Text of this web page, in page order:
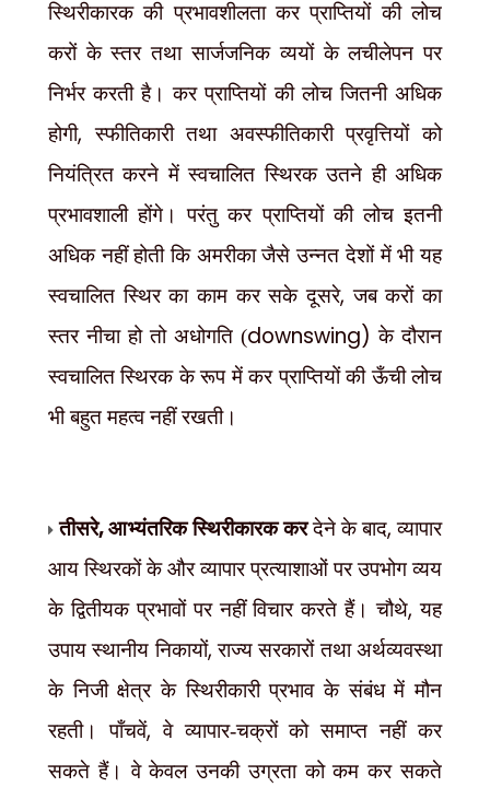
स्थिरीकारक की प्रभावशीलता कर प्राप्तियों की लोच
करों के स्तर तथा सार्जजनिक व्ययों के लचीलेपन पर
निर्भर करती है। कर प्राप्तियों की लोच जितनी अधिक
होगी,स्फीतिकारी तथा अवस्फीतिकारी प्रवृत्तियों को
नियंत्रित करने में स्वचालित स्थिरक उतने ही अधिक
प्रभावशाली होंगे। परंतु कर प्राप्तियों की लोच इतनी
अधिक नहीं होती कि अमरीका जैसे उन्नत देशों में भी यह
स्वचालित स्थिर का काम कर सके दूसरे,जब करों का
स्तर नीचा हो तो अधोगति (downswing)के दौरान
स्वचालित स्थिरक के रूप में कर प्राप्तियों की ऊँची लोच
भी बहुत महत्व नहीं रखती।
तीसरे,आभ्यंतरिक स्थिरीकारक करदेने के बाद,व्यापार
आय स्थिरकों के और व्यापार प्रत्याशाओं पर उपभोग व्यय
के द्वितीयक प्रभावों पर नहीं विचार करते हैं। चौथे,यह
उपाय स्थानीय निकायों,राज्य सरकारों तथा अर्थव्यवस्था
के निजी क्षेत्र के स्थिरीकारी प्रभाव के संबंध में मौन
रहती। पाँचवें,वे व्यापार-चक्रों को समाप्त नहीं कर
सकते हैं। वे केवल उनकी उग्रता को कम कर सकते